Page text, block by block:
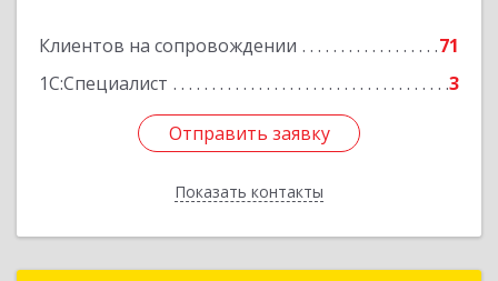
Клиентов на сопровождении
71
1С:Специалист
3
Отправить заявку
Показать контакты
Отправить заявку
Назад